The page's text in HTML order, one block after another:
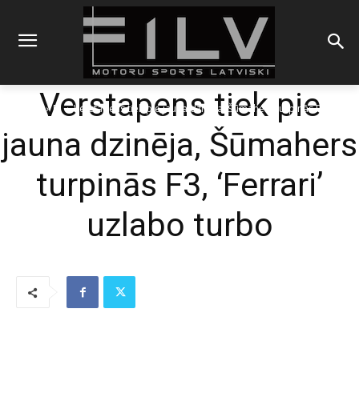
F1
Verstapens tiek pie jauna dzinēja, Šūmahers turpinās F3,
Verstapens tiek pie
jauna dzinēja, Šūmahers
turpinās F3, ‘Ferrari’
uzlabo turbo